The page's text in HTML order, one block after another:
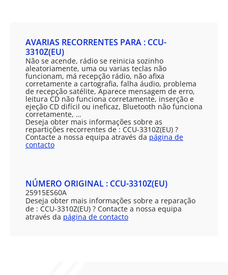
AVARIAS RECORRENTES PARA : CCU-
3310Z(EU)
Não se acende, rádio se reinicia sozinho
aleatoriamente, uma ou varias teclas não
funcionam, má recepção rádio, não afixa
corretamente a cartografia, falha áudio, problema
de recepção satélite, Aparece mensagem de erro,
leitura CD não funciona corretamente, inserção e
ejeção CD difícil ou ineficaz, Bluetooth não funciona
corretamente, …
Deseja obter mais informações sobre as
repartições recorrentes de : CCU-3310Z(EU) ?
Contacte a nossa equipa através da página de
contacto
NÚMERO ORIGINAL : CCU-3310Z(EU)
25915ES60A
Deseja obter mais informações sobre a reparação
de : CCU-3310Z(EU) ? Contacte a nossa equipa
através da página de contacto